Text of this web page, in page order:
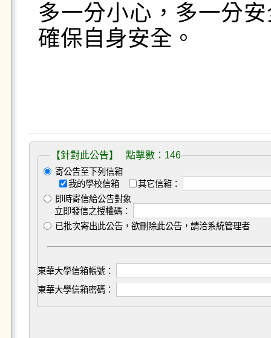
多一分小心，多一分
確保自身安全。
【針對此公告】 點擊數：146
寄公告至下列信箱
我的學校信箱
其它信箱：
即時寄信給公告對象
立即發信之授權碼：
已批次寄出此公告，欲刪除此公告，請洽系統管理者
東華大學信箱帳號：
東華大學信箱密碼：